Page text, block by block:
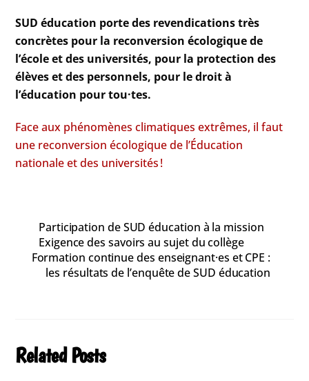
SUD éducation porte des revendications très
concrètes pour la reconversion écologique de
l’école et des universités, pour la protection des
élèves et des personnels, pour le droit à
l’éducation pour tou·tes.
Face aux phénomènes climatiques extrêmes, il faut
une reconversion écologique de l’Éducation
nationale et des universités !
Participation de SUD éducation à la mission
Exigence des savoirs au sujet du collège
Formation continue des enseignant·es et CPE :
les résultats de l’enquête de SUD éducation
Related Posts